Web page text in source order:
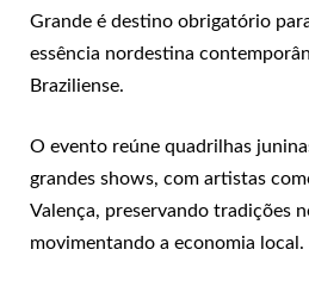
Grande é destino obrigatório
essência nordestina
Braziliense.
O evento reúne quadrilhas
grandes shows, com artistas
Valença, preservando tradições
movimentando a economia local.